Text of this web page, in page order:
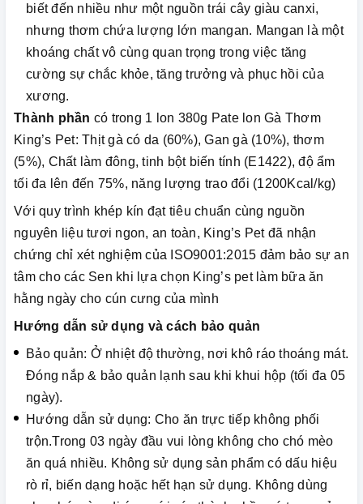
biết đến nhiều như một nguồn trái cây giàu canxi,
nhưng thơm chứa lượng lớn mangan. Mangan là một
khoáng chất vô cùng quan trọng trong việc tăng
cường sự chắc khỏe, tăng trưởng và phục hồi của
xương.
Thành phần có trong 1 lon 380g Pate lon Gà Thơm
King’s Pet: Thịt gà có da (60%), Gan gà (10%), thơm
(5%), Chất làm đông, tinh bột biến tính (E1422), độ ẩm
tối đa lên đến 75%, năng lượng trao đổi (1200Kcal/kg)
Với quy trình khép kín đạt tiêu chuẩn cùng nguồn
nguyên liệu tươi ngon, an toàn, King’s Pet đã nhận
chứng chỉ xét nghiệm của ISO9001:2015 đảm bảo sự an
tâm cho các Sen khi lựa chọn King’s pet làm bữa ăn
hằng ngày cho cún cưng của mình
Hướng dẫn sử dụng và cách bảo quản
Bảo quản: Ở nhiệt độ thường, nơi khô ráo thoáng mát.
Đóng nắp & bảo quản lạnh sau khi khui hộp (tối đa 05
ngày).
Hướng dẫn sử dụng: Cho ăn trực tiếp không phối
trộn.Trong 03 ngày đầu vui lòng không cho chó mèo
ăn quá nhiều. Không sử dụng sản phẩm có dấu hiệu
rò rỉ, biến dạng hoặc hết hạn sử dụng. Không dùng